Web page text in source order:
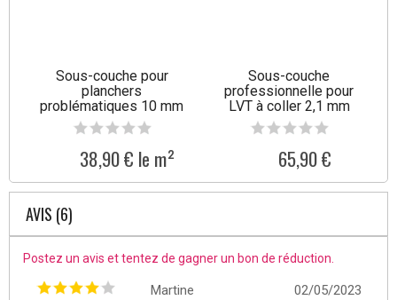
Sous-couche pour
planchers
problématiques 10 mm
Tullus
38,90 € le m²
Sous-couche
professionnelle pour
LVT à coller 2,1 mm
65,90 €
AVIS (6)
Postez un avis et tentez de gagner un bon de réduction.
02/05/2023
Martine